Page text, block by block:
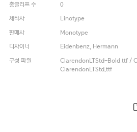
총글리프 수
0
제작사
Linotype
판매사
Monotype
디자이너
Eidenbenz, Hermann
구성 파일
ClarendonLTStd-Bold.ttf /
ClarendonLTStd.ttf